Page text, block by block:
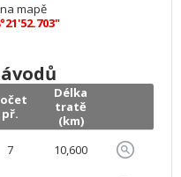
mapě
př.
Délka
tratě
(km)
7 10,600